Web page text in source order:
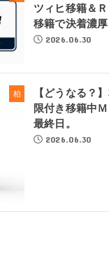
ツィヒ移籍＆
移籍で決着濃厚
2026.06.30
柏
【どうなる？
限付き移籍中
最終日。
2026.06.30